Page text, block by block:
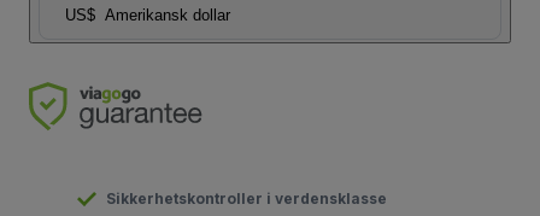
US$ Amerikansk dollar
Sikkerhetskontroller i verdensklasse